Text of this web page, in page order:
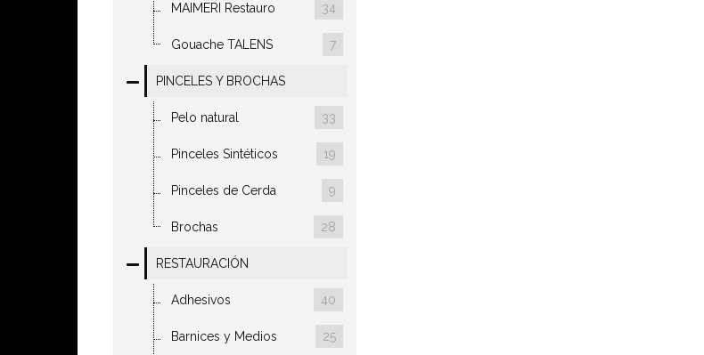
MAIMERI Restauro 34
Gouache TALENS 7
PINCELES Y BROCHAS
Pelo natural 33
Pinceles Sintéticos 19
Pinceles de Cerda 9
Brochas 28
RESTAURACIÓN
Adhesivos 40
Barnices y Medios 25